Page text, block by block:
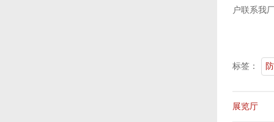
户联系我
标签：
展览厅